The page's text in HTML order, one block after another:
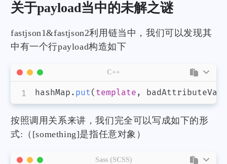
关于payload当中的未解之谜
fastjson1&fastjson2利用链当中，我们可以发现其
中有一个行payload构造如下
hashMap . put( template ,
C++
按照调用关系来讲，我们完全可以写成如下的形
式:（[something]是指任意对象）
Sass (SCSS)